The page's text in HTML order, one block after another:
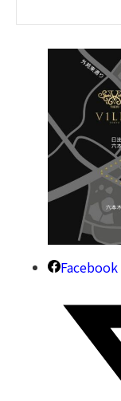
Facebook